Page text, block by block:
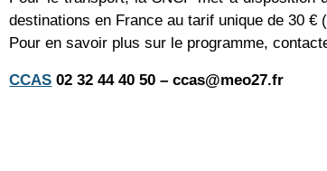
destinations en France au tarif unique de 30
Pour en savoir plus sur le programme,
CCAS 02 32 44 40 50 – ccas@meo27.fr